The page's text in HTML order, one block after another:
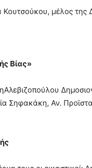
Κουτσούκου, μέλος της
Βίας»
Σηφακάκη, Αν.